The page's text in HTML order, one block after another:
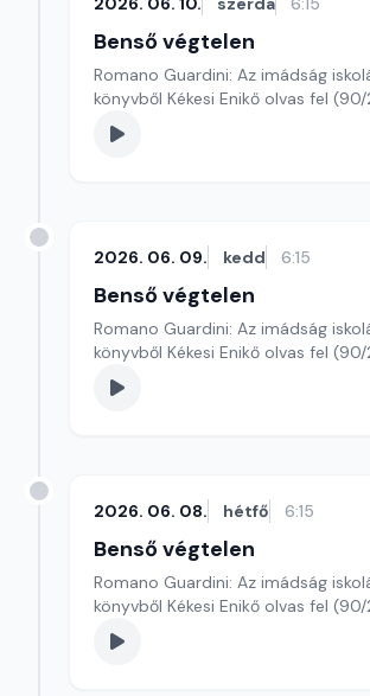
Benső végtelen
Romano Guardini: Az imádság
könyvből Kékesi Enikő olvas fel
2026. 06. 09. kedd 6:15
Benső végtelen
Romano Guardini: Az imádság
könyvből Kékesi Enikő olvas fel
2026. 06. 08. hétfő 6:15
Benső végtelen
Romano Guardini: Az imádság
könyvből Kékesi Enikő olvas fel (90/